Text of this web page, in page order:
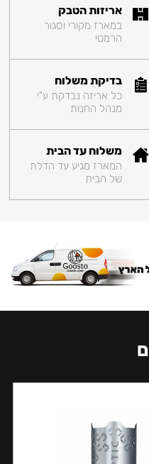
אריזות הטבק
במארז מקורי וסגור
הרמטי
בדיקת משלוח
כל אריזה נבדקת ע"י
מנהל החנות
משלוח עד הבית
המארז מגיע עד הדלת
של הבית